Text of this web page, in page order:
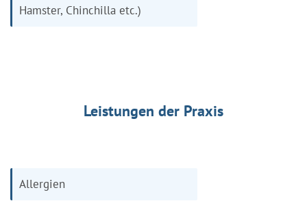
Hamster, Chinchilla etc.)
Leistungen der Praxis
Allergien